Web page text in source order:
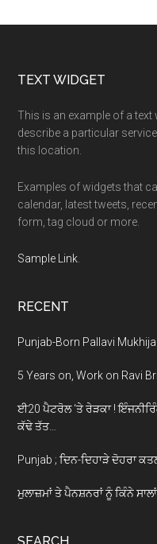
Footer
TEXT WIDGET
This is an example of a
describe a particular
this location.
Examples of widgets that
calendar, latest tweets,
form, tag cloud or more.
Sample Link
RECENT
Punjab-Born Pallavi
5 Years on, Work on Ravi
ਈ20 ਪੈਟਰੋਲ ‘ਤੇ ਰੇੜਕਾ !
ਕੱਢੇ ਤੱਤ…
Punjab ; ਦਿਨ-ਦਿਹਾੜੇ ਦੋਹਰਾ
ਮੁਲਾਜ਼ਮਾਂ ਤੇ ਪੈਨਸ਼ਨਰਾਂ ਨੂੰ ਕਿੰਨੇ